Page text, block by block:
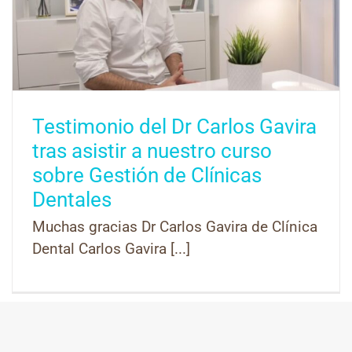
Testimonio del Dr Carlos Gavira
tras asistir a nuestro curso
sobre Gestión de Clínicas
Dentales
Muchas gracias Dr Carlos Gavira de Clínica
Dental Carlos Gavira [...]